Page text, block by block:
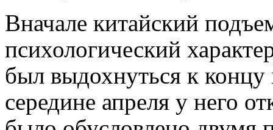
Вначале китайский
психологический
был выдохнуться к
середине апреля у него